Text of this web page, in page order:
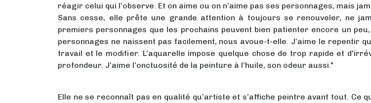
réagir celui qui l’observe. Et on aime ou on n’aime pas ses personnages, mais
Sans cesse, elle prête une grande attention à toujours se renouveler, ne
premiers personnages que les prochains peuvent bien patienter encore un
personnages ne naissent pas facilement, nous avoue-t-elle. J’aime le repentir
travail et le modifier. L’aquarelle impose quelque chose de trop rapide et
profondeur. J’aime l’onctuosité de la peinture à l’huile, son odeur aussi."
Elle ne se reconnaît pas en qualité qu’artiste et s’affiche peintre avant tout.